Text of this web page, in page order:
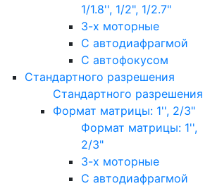
1/1.8'', 1/2", 1/2.7"
3-х моторные
С автодиафрагмой
С автофокусом
Стандартного разрешения
Стандартного разрешения
Формат матрицы: 1'', 2/3"
Формат матрицы: 1'',
2/3"
3-х моторные
С автодиафрагмой